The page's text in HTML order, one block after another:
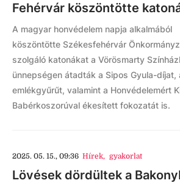
Fehérvár köszöntötte
A magyar honvédelem napja alkalmából
köszöntötte Székesfehérvár
szolgáló katonákat a Vörösmarty
ünnepségen átadták a Sipos Gyula-díjat,
emlékgyűrűt, valamint a Honvédelemért
Babérkoszorúval ékesített fokozatát is.
2025. 05. 15., 09:36 Hírek, gyakorlat
Lövések dördültek a